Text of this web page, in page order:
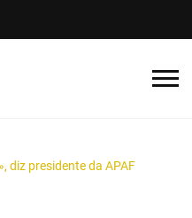
diz presidente da APAF